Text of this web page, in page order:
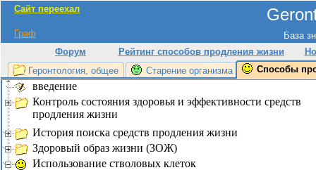
Сайт переехал
База
Граф
Форум
Рейтинг способов продления жизни
Геронтология, общее
Старение организма Способы
введение
Контроль состояния здоровья и эффективности средств
продления жизни
История поиска средств продления жизни
Здоровый образ жизни (ЗОЖ)
Использование стволовых клеток